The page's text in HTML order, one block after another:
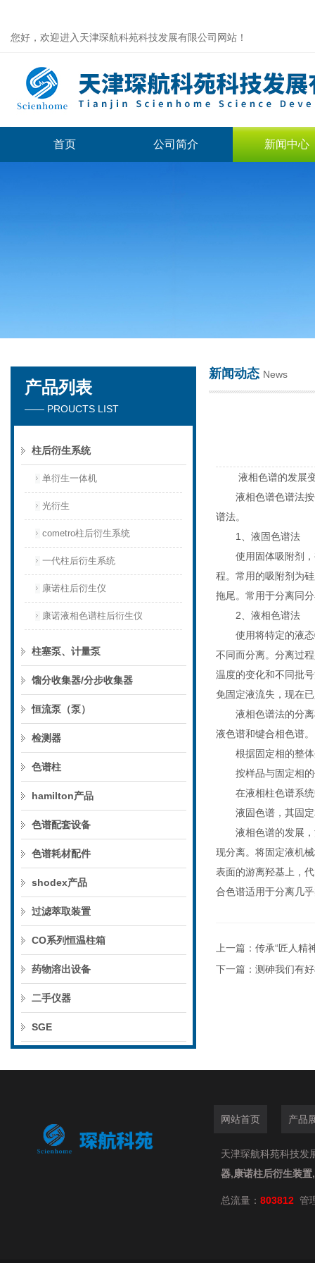
您好，欢迎进入天津琛航科苑科技发展有限公司网站！
天津琛航科苑科技发展有限公司
首页 公司简介 新闻中心
产品列表
—— PROUCTS LIST
柱后衍生系统
单衍生一体机
光衍生
cometro柱后衍生系统
一代柱后衍生系统
康诺柱后衍生仪
康诺液相色谱柱后衍生仪
柱塞泵、计量泵
馏分收集器/分步收集器
恒流泵（泵）
检测器
色谱柱
hamilton产品
色谱配套设备
色谱耗材配件
shodex产品
过滤萃取装置
CO系列恒温柱箱
药物溶出设备
二手仪器
SGE
新闻动态 News
液相色谱的发展变
液相色谱色谱法按
谱法。
1、液固色谱法
使用固体吸附剂，
程。常用的吸附剂为
拖尾。常用于分离同
2、液相色谱法
使用将特定的液态
不同而分离。分离过
温度的变化和不同批
免固定液流失，现在
液相色谱法的分离
液色谱和键合相色谱。
根据固定相的整体
按样品与固定相的
在液相柱色谱系统
液固色谱，其固定
液相色谱的发展，
现分离。将固定液机
表面的游离羟基上，
合色谱适用于分离几
上一篇： 传承“匠人精
下一篇： 测砷我们有
网站首页 产品
天津琛航科苑科技发
器,康诺柱后衍生装
总流量： 803812 管